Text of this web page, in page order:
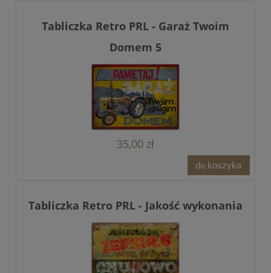
Tabliczka Retro PRL - Garaż Twoim
Domem 5
35,00 zł
do koszyka
Tabliczka Retro PRL - Jakość wykonania